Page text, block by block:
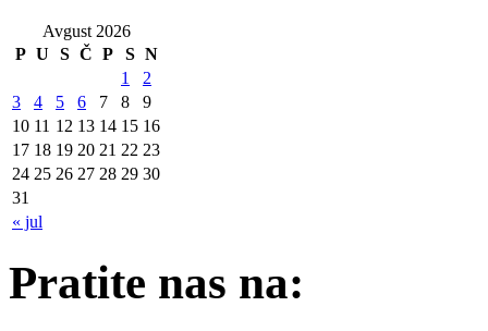
Avgust 2026
P U S Č P S N
« jul
1
2
3
4 5 6 7 8
9
10 11 12 13 14 15 16
17 18 19 20 21 22 23
24 25 26 27 28 29 30
31
Pratite nas na: